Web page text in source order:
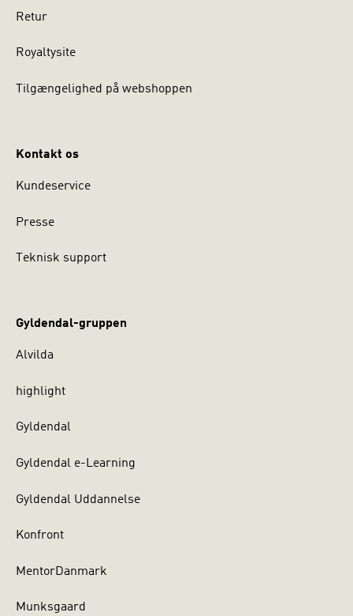
Retur
Royaltysite
Tilgængelighed på webshoppen
Kontakt os
Kundeservice
Presse
Teknisk support
Gyldendal-gruppen
Alvilda
highlight
Gyldendal
Gyldendal e-Learning
Gyldendal Uddannelse
Konfront
MentorDanmark
Munksgaard